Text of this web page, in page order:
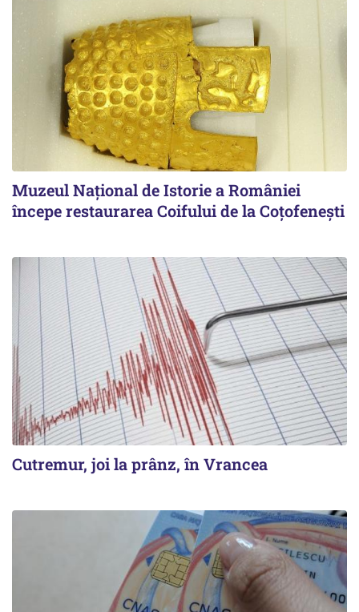
Muzeul Național de Istorie a României
începe restaurarea Coifului de la Coțofenești
Cutremur, joi la prânz, în Vrancea